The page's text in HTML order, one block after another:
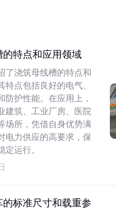
的特点和应用领域
了浇筑母线槽的特点和
特点包括良好的电气、
防护性能。在应用上，
建筑、工业厂房、医院
场所，凭借自身优势满
电力供应的高要求，保
定运行。
的标准尺寸和载重参